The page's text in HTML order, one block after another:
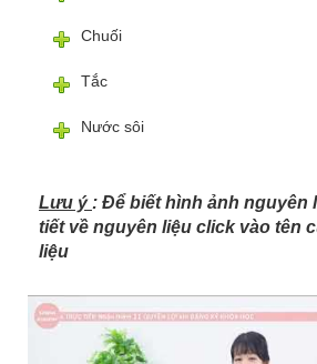
Chuối
Tắc
Nước sôi
Lưu ý : Để biết hình ảnh nguyên
tiết về nguyên liệu click vào tên
liệu